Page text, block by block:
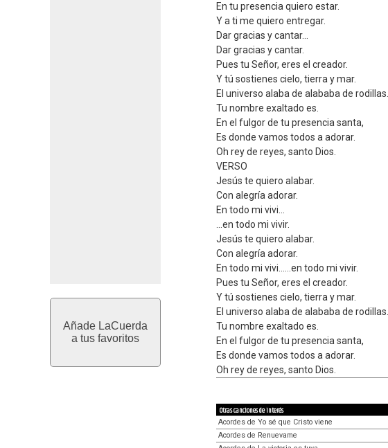
Añade LaCuerda
a tus favoritos
En tu presencia quiero estar.
Y a ti me quiero entregar.
Dar gracias y cantar...
Dar gracias y cantar.
Pues tu Señor, eres el creador.
Y tú sostienes cielo, tierra y mar.
El universo alaba de alababa de rodillas.
Tu nombre exaltado es.
En el fulgor de tu presencia santa,
Es donde vamos todos a adorar.
Oh rey de reyes, santo Dios.
VERSO
Jesús te quiero alabar.
Con alegría adorar.
En todo mi vivi...
...en todo mi vivir.
Jesús te quiero alabar.
Con alegría adorar.
En todo mi vivi......en todo mi vivir.
Pues tu Señor, eres el creador.
Y tú sostienes cielo, tierra y mar.
El universo alaba de alababa de rodillas.
Tu nombre exaltado es.
En el fulgor de tu presencia santa,
Es donde vamos todos a adorar.
Oh rey de reyes, santo Dios.
Otras canciones de interés
Acordes de Yo sé que Cristo viene
Acordes de Renuevame